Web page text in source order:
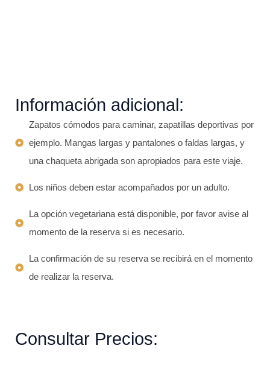
Información adicional:
Zapatos cómodos para caminar, zapatillas deportivas por
ejemplo. Mangas largas y pantalones o faldas largas, y
una chaqueta abrigada son apropiados para este viaje.
Los niños deben estar acompañados por un adulto.
La opción vegetariana está disponible, por favor avise al
momento de la reserva si es necesario.
La confirmación de su reserva se recibirá en el momento
de realizar la reserva.
Consultar Precios: